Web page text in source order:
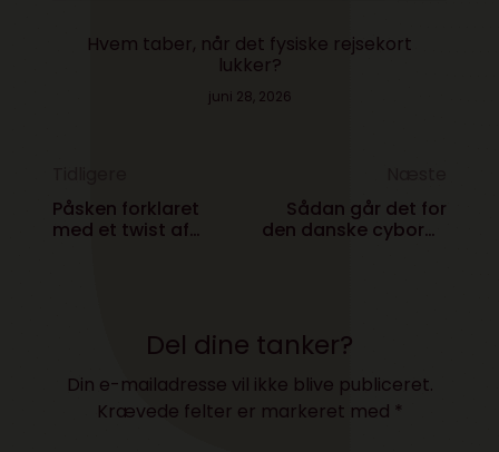
Hvem taber, når det fysiske rejsekort
lukker?
juni 28, 2026
Påsken forklaret
med et twist af
Sådan går det for
den danske cyborg-
Del dine tanker?
Din e-mailadresse vil ikke blive publiceret.
Krævede felter er markeret med *